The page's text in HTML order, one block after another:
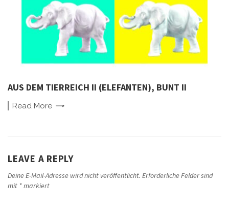
AUS DEM TIERREICH II (ELEFANTEN), BUNT II
Read More
LEAVE A REPLY
Deine E-Mail-Adresse wird nicht veröffentlicht. Erforderliche Felder sind
mit *markiert